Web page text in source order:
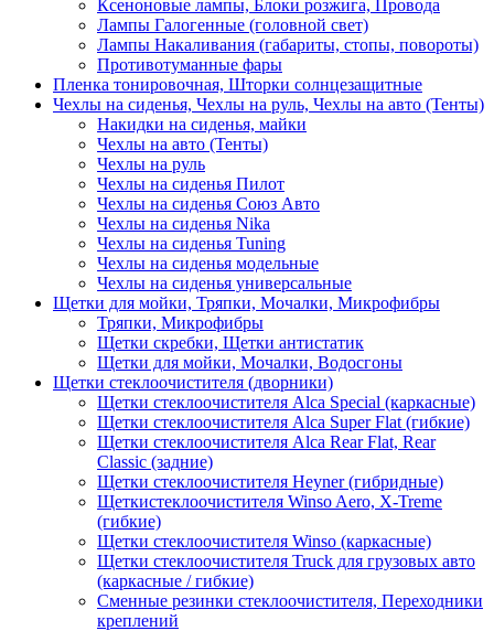
Ксеноновые лампы, Блоки розжига, Провода
Лампы Галогенные (головной свет)
Лампы Накаливания (габариты, стопы, повороты)
Противотуманные фары
Пленка тонировочная, Шторки солнцезащитные
Чехлы на сиденья, Чехлы на руль, Чехлы на авто (Тенты)
Накидки на сиденья, майки
Чехлы на авто (Тенты)
Чехлы на руль
Чехлы на сиденья Пилот
Чехлы на сиденья Союз Авто
Чехлы на сиденья Nika
Чехлы на сиденья Tuning
Чехлы на сиденья модельные
Чехлы на сиденья универсальные
Щетки для мойки, Тряпки, Мочалки, Микрофибры
Тряпки, Микрофибры
Щетки скребки, Щетки антистатик
Щетки для мойки, Мочалки, Водосгоны
Щетки стеклоочистителя (дворники)
Щетки стеклоочистителя Alca Special (каркасные)
Щетки стеклоочистителя Alca Super Flat (гибкие)
Щетки стеклоочистителя Alca Rear Flat, Rear
Classic (задние)
Щетки стеклоочистителя Heyner (гибридные)
Щеткистеклоочистителя Winso Aero, X-Treme
(гибкие)
Щетки стеклоочистителя Winso (каркасные)
Щетки стеклоочистителя Truck для грузовых авто
(каркасные / гибкие)
Сменные резинки стеклоочистителя, Переходники
креплений